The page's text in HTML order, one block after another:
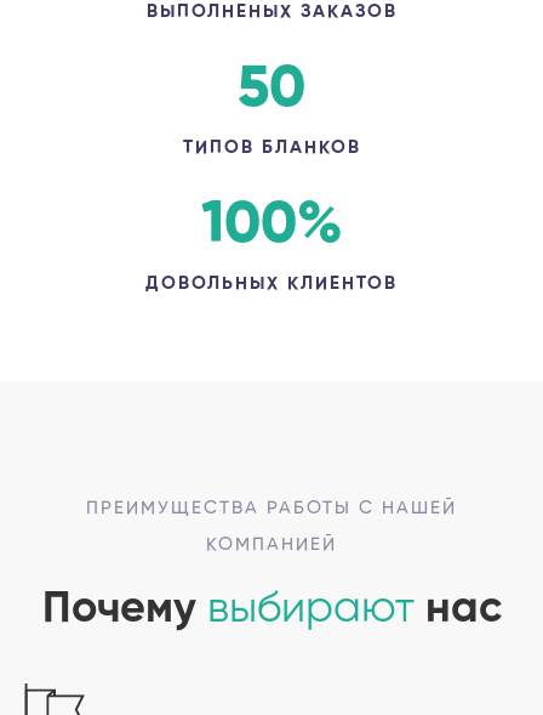
ВЫПОЛНЕНЫХ ЗАКАЗОВ
50
ТИПОВ БЛАНКОВ
100%
ДОВОЛЬНЫХ КЛИЕНТОВ
ПРЕИМУЩЕСТВА РАБОТЫ С НАШЕЙ
КОМПАНИЕЙ
Почему выбираютнас